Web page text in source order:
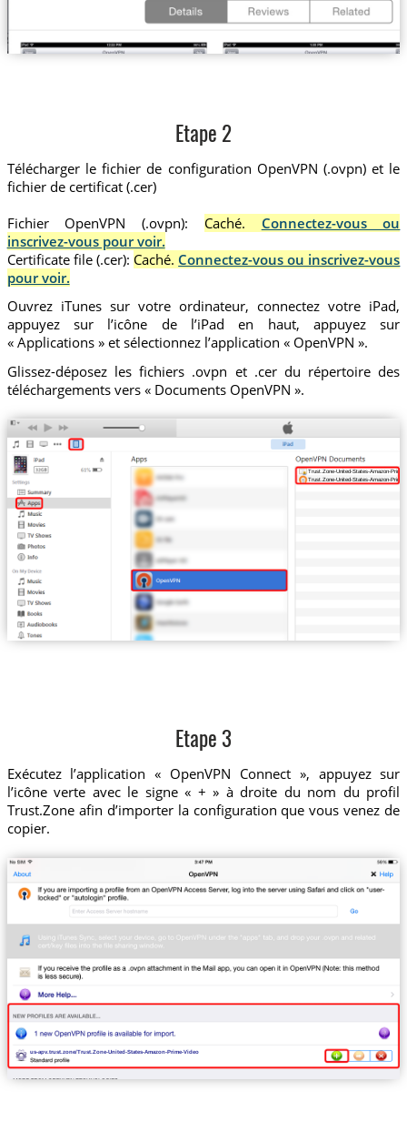
Etape 2
Télécharger le fichier de configuration OpenVPN (.ovpn) et le
fichier de certificat (.cer)
Fichier OpenVPN (.ovpn):
Caché. Connectez-vous ou
inscrivez-vous pour voir.
Certificate file (.cer): Caché. Connectez-vous ou inscrivez-vous
pour voir.
Ouvrez iTunes sur votre ordinateur, connectez votre iPad,
appuyez sur l’icône de l’iPad en haut, appuyez sur
« Applications » et sélectionnez l’application « OpenVPN ».
Glissez-déposez les fichiers .ovpn et .cer du répertoire des
téléchargements vers « Documents OpenVPN ».
Trust.Zone-United-States-Amazon-Prime-
Trust.Zone-United-States-Amazon-Prime-
Etape 3
Exécutez l’application « OpenVPN Connect », appuyez sur
l’icône verte avec le signe « + » à droite du nom du profil
Trust.Zone afin d’importer la configuration que vous venez de
copier.
us-apv.trust.zone/Trust.Zone-United-States-Amazon-Prime-Video